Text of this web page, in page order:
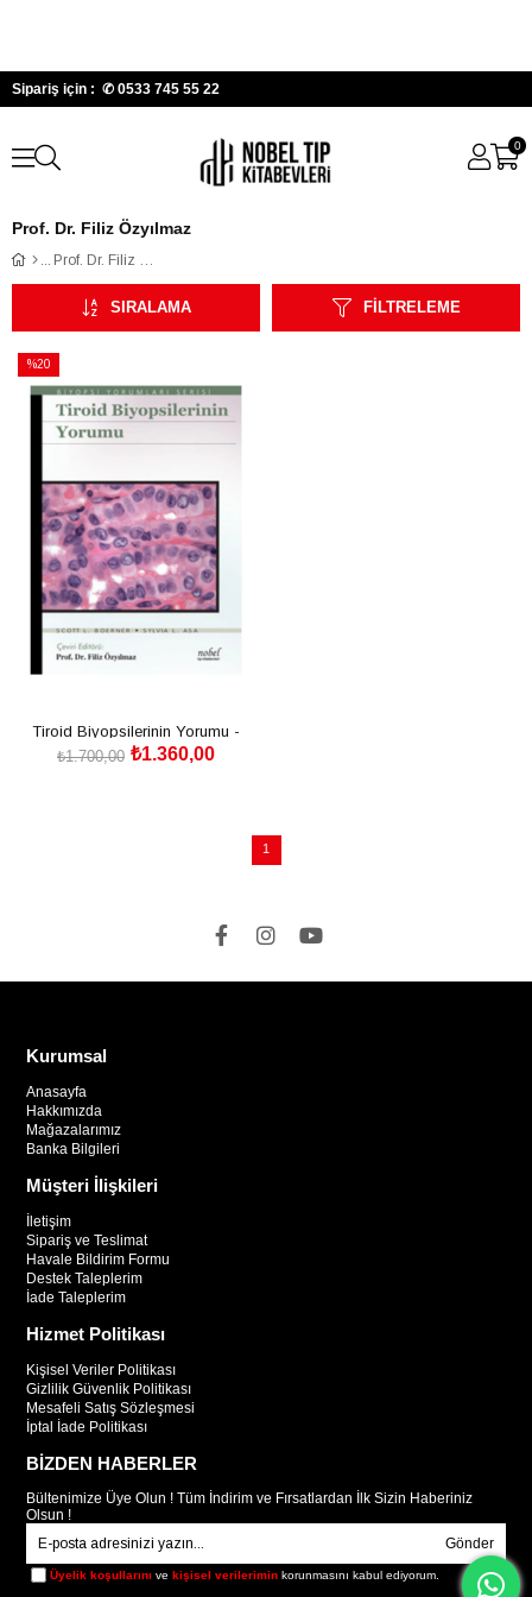
Sipariş için : ✆ 0533 745 55 22
0
Prof. Dr. Filiz Özyılmaz
Prof. Dr. Filiz Özyılmaz
FILTRELEME
SIRALAMA
%20
İndirim
%20İndirim
Tiroid Biyopsilerinin Yorumu -
Biyopsi Yorumları Serisi
₺1.360,00
₺1.700,00
1
Kurumsal
Anasayfa
Hakkımızda
Mağazalarımız
Banka Bilgileri
Müşteri İlişkileri
İletişim
Sipariş ve Teslimat
Havale Bildirim Formu
Destek Taleplerim
İade Taleplerim
Hizmet Politikası
Kişisel Veriler Politikası
Gizlilik Güvenlik Politikası
Mesafeli Satış Sözleşmesi
İptal İade Politikası
BİZDEN HABERLER
Bültenimize Üye Olun ! Tüm İndirim ve Fırsatlardan İlk Sizin Haberiniz
Olsun !
Gönder
Üyelik koşullarını vekişisel verilerimin korunmasını kabul ediyorum.